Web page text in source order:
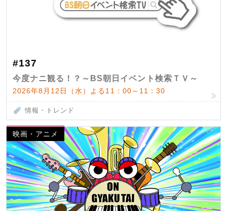
#137
今度ナニ観る！？～BS朝日イベント検索ＴＶ～
2026年8月12日（水）よる11：00～11：30
情報・トレンド
映画・アニメ